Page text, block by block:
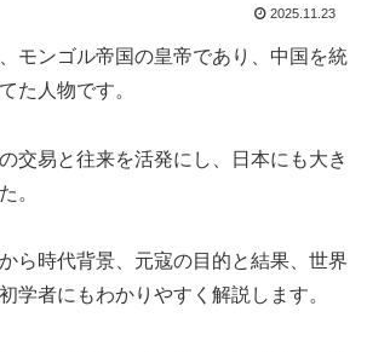
2025.11.23
モンゴル帝国の皇帝であり、中国を統
た人物です。
交易と往来を活発にし、日本にも大き
。
ら時代背景、元寇の目的と結果、世界
学者にもわかりやすく解説します。